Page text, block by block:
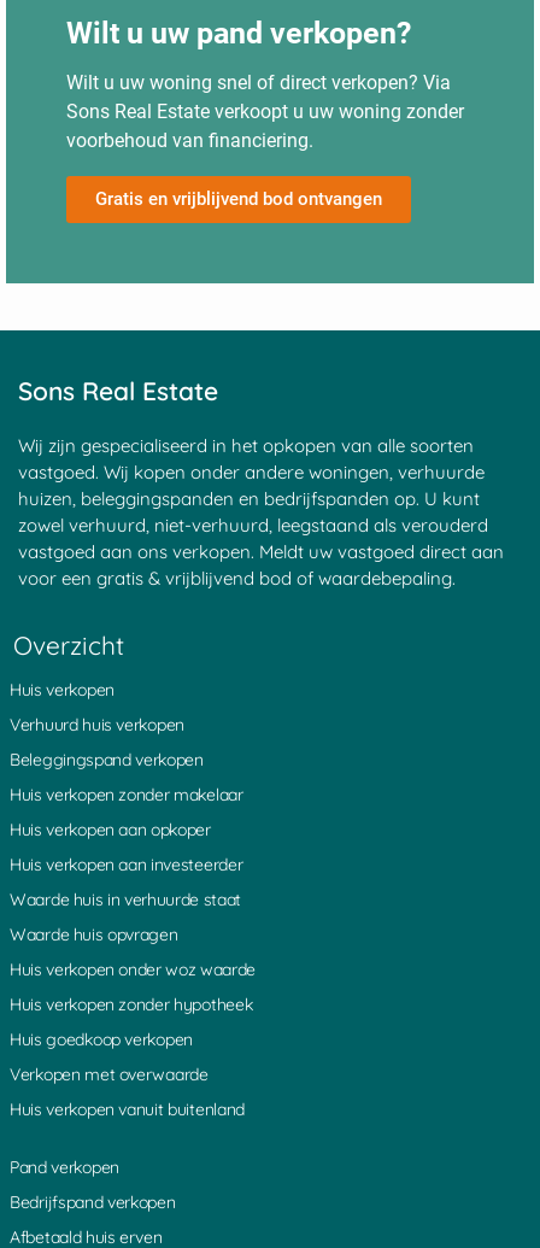
Wilt u uw pand verkopen?
Wilt u uw woning snel of direct verkopen? Via
Sons Real Estate verkoopt u uw woning zonder
voorbehoud van financiering.
Gratis en vrijblijvend bod ontvangen
Sons Real Estate
Wij zijn gespecialiseerd in het opkopen van alle soorten
vastgoed. Wij kopen onder andere woningen, verhuurde
huizen, beleggingspanden en bedrijfspanden op. U kunt
zowel verhuurd, niet-verhuurd, leegstaand als verouderd
vastgoed aan ons verkopen. Meldt uw vastgoed direct aan
voor een gratis & vrijblijvend bod of waardebepaling.
Overzicht
Huis verkopen
Verhuurd huis verkopen
Beleggingspand verkopen
Huis verkopen zonder makelaar
Huis verkopen aan opkoper
Huis verkopen aan investeerder
Waarde huis in verhuurde staat
Waarde huis opvragen
Huis verkopen onder woz waarde
Huis verkopen zonder hypotheek
Huis goedkoop verkopen
Verkopen met overwaarde
Huis verkopen vanuit buitenland
Pand verkopen
Bedrijfspand verkopen
Afbetaald huis erven